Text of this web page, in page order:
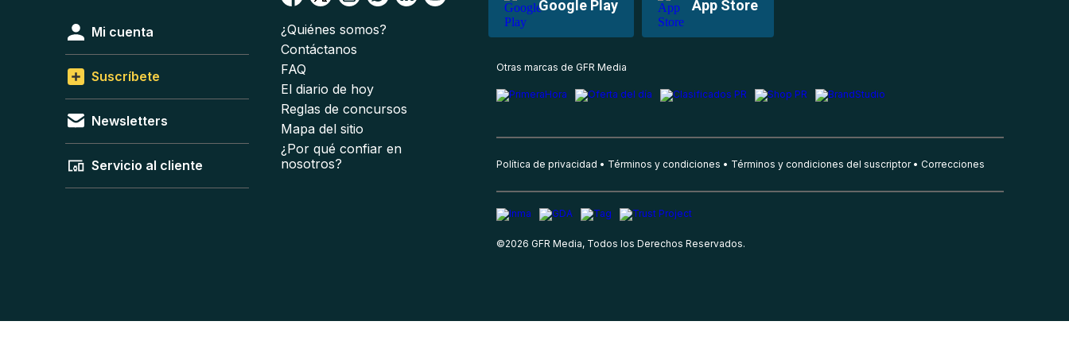
Google Play App Store
Mi cuenta
Suscríbete
Newsletters
Servicio al cliente
¿Quiénes somos?
Contáctanos
FAQ
El diario de hoy
Reglas de concursos
Mapa del sitio
¿Por qué confiar en
nosotros?
Otras marcas de GFR Media
Política de privacidad Términos y condiciones Términos y condiciones del suscriptor Correcciones
©2026 GFR Media, Todos los Derechos Reservados.